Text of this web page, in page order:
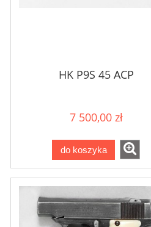
HK P9S 45 ACP
7 500,00 zł
do koszyka